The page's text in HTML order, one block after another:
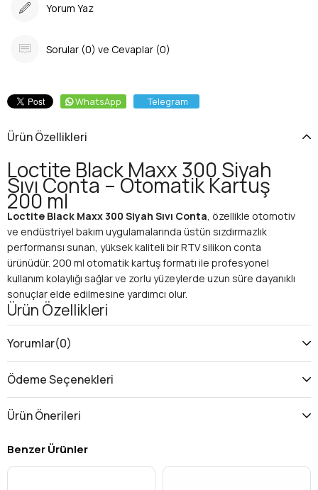
Yorum Yaz
Sorular (0) ve Cevaplar (0)
WhatsApp Telegram
Ürün Özellikleri
Loctite Black Maxx 300 Siyah
Sıvı Conta – Otomatik Kartuş
200 ml
Loctite Black Maxx 300 Siyah Sıvı Conta, özellikle otomotiv
ve endüstriyel bakım uygulamalarında üstün sızdırmazlık
performansı sunan, yüksek kaliteli bir RTV silikon conta
ürünüdür. 200 ml otomatik kartuş formatı ile profesyonel
kullanım kolaylığı sağlar ve zorlu yüzeylerde uzun süre dayanıklı
sonuçlar elde edilmesine yardımcı olur.
Ürün Özellikleri
Renk:Siyah
Ambalaj:
Çalışma Sıcaklığı:
daha yüksek ısı dayanımı)
plastik ve elektronik yüzeylerde güvenli kullanım
yapmadan dayanım
Kimyasal Direnç:Yağlara, soğutma sıvılarına, greslere
Yorumlar(0)
Ödeme Seçenekleri
Ürün Önerileri
Benzer Ürünler